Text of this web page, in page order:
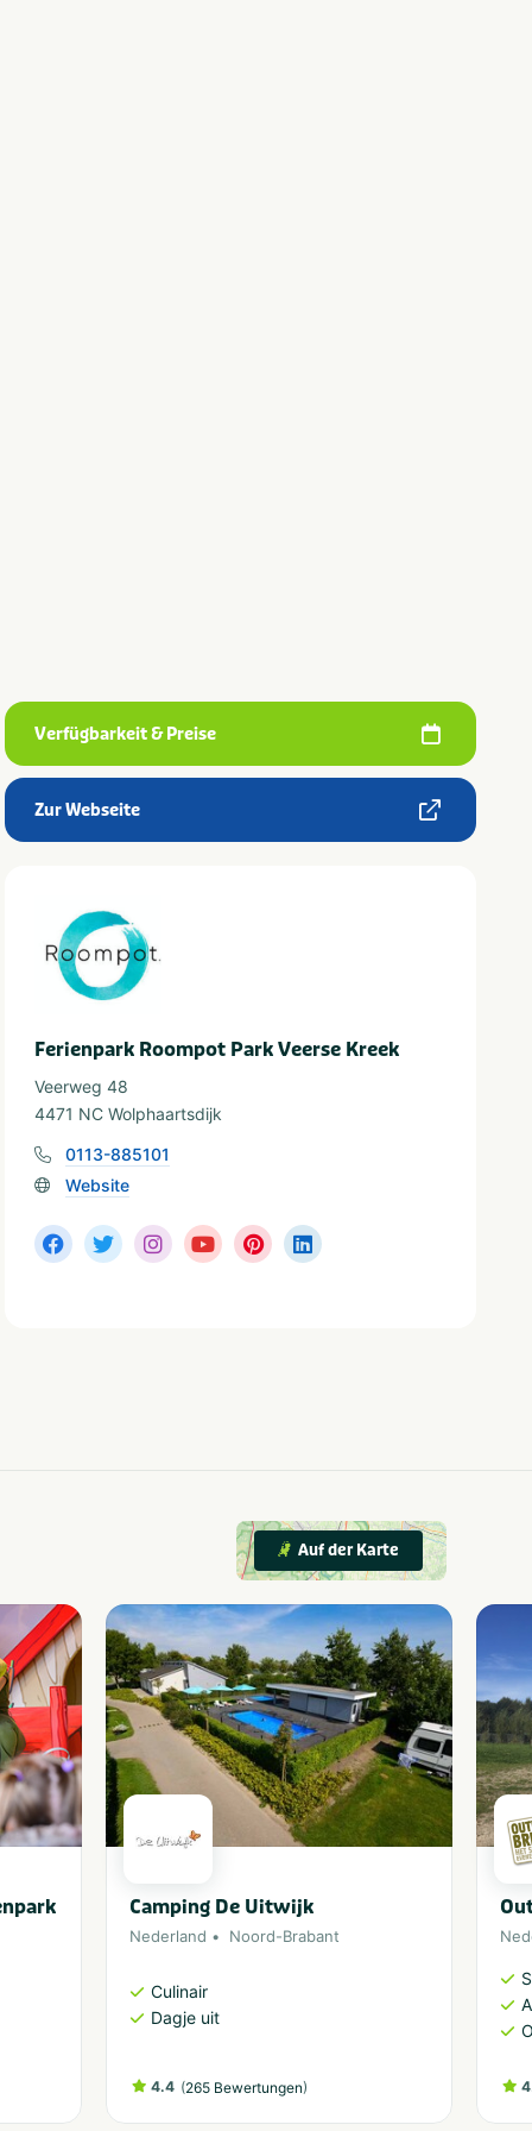
Verfügbarkeit & Preise
Zur Webseite
Ferienpark Roompot Park Veerse Kreek
Veerweg 48
4471 NC Wolphaartsdijk
0113-885101
Website
Auf der Karte
Camping De Uitwijk
Nederland Noord-Brabant
Culinair
Dagje uit
4.4 (265 Bewertungen)